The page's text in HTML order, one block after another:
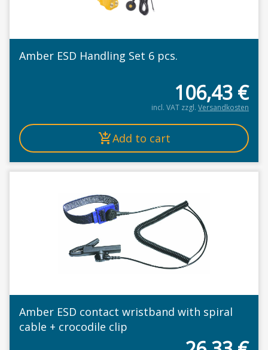
Amber ESD Handling Set 6 pcs.
106,43 €
incl. VAT zzgl. Versandkosten
Add to cart
Amber ESD contact wristband with spiral
cable + crocodile clip